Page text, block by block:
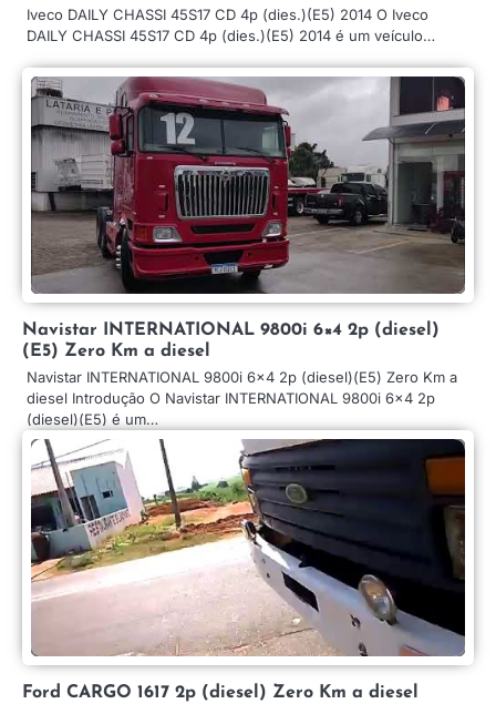
Iveco DAILY CHASSI 45S17 CD 4p (dies.)(E5) 2014 O Iveco
DAILY CHASSI 45S17 CD 4p (dies.)(E5) 2014 é um veículo…
Navistar INTERNATIONAL 9800i 6×4 2p (diesel)
(E5) Zero Km a diesel
Navistar INTERNATIONAL 9800i 6×4 2p (diesel)(E5) Zero Km a
diesel Introdução O Navistar INTERNATIONAL 9800i 6×4 2p
(diesel)(E5) é um…
Ford CARGO 1617 2p (diesel) Zero Km a diesel